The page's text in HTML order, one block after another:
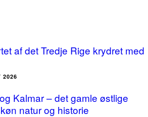
af det Tredje Rige krydret med
2026
Kalmar – det gamle østlige
natur og historie